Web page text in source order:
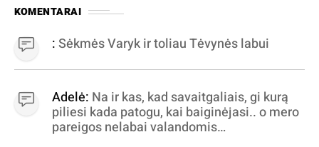
KOMENTARAI
:Sėkmės Varyk ir toliau Tėvynės labui
Adelė: Na ir kas, kad savaitgaliais, gi kurą
piliesi kada patogu, kai baiginėjasi.. o mero
pareigos nelabai valandomis